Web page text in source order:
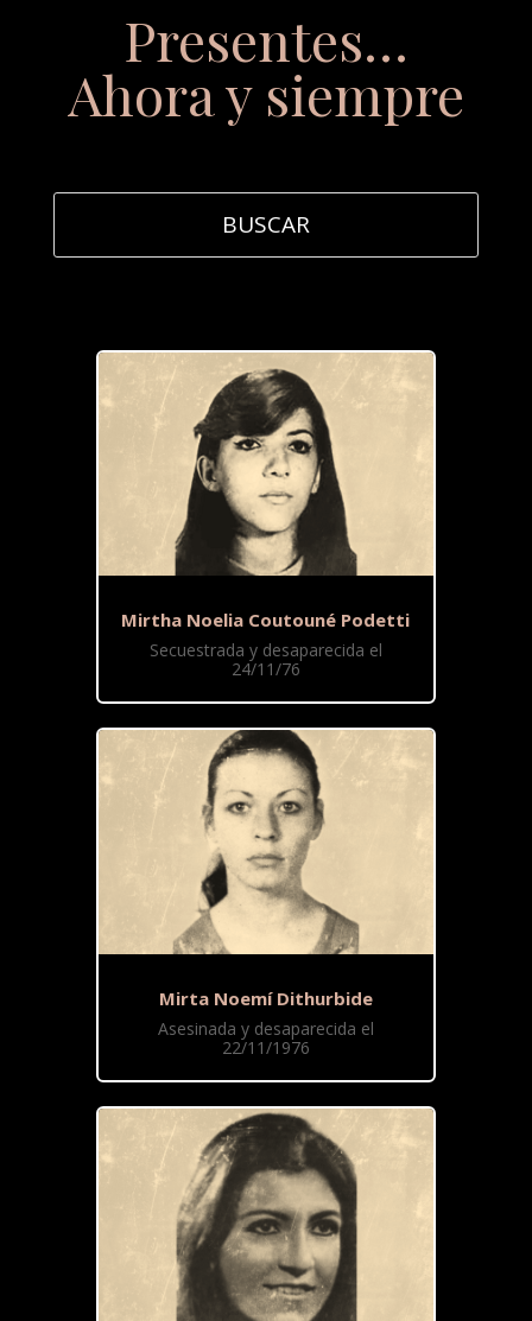
Presentes…
Ahora y siempre
Mirtha Noelia Coutouné Podetti
Secuestrada y desaparecida el
24/11/76
Mirta Noemí Dithurbide
Asesinada y desaparecida el
22/11/1976